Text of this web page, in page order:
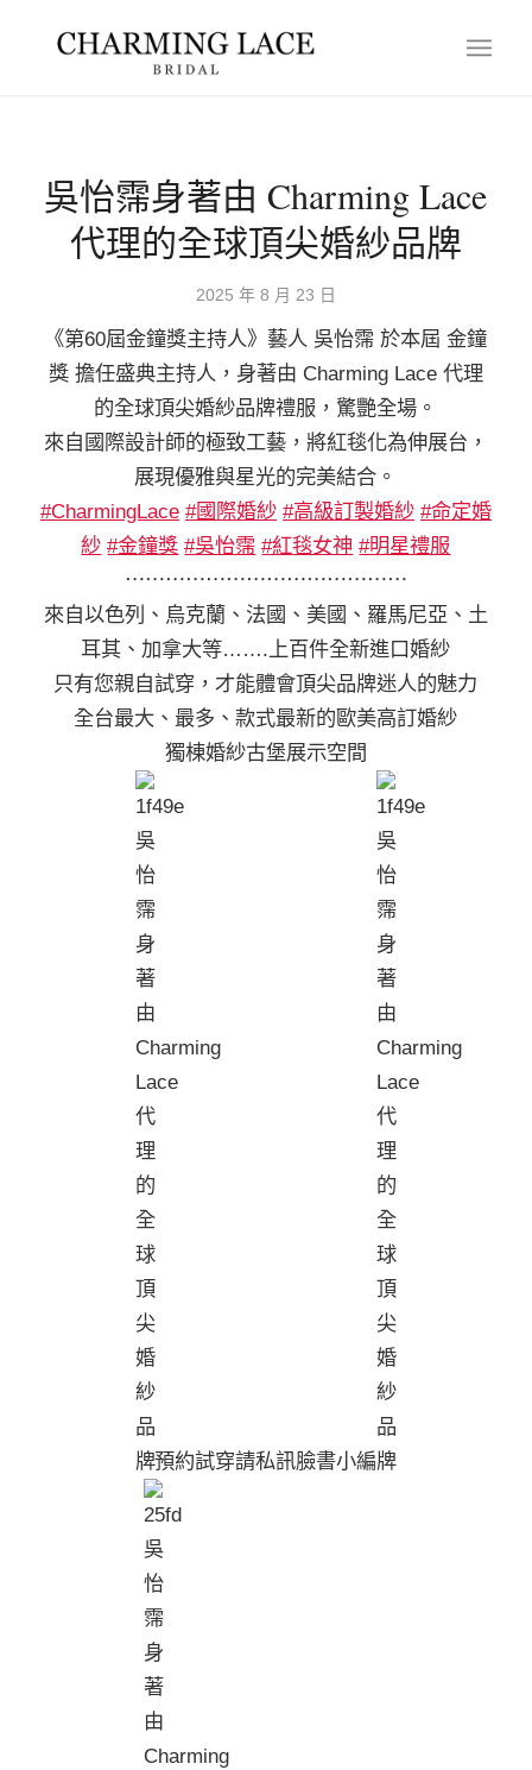
吳怡霈身著由 Charming Lace
代理的全球頂尖婚紗品牌
2025 年 8 月 23 日
《第60屆金鐘獎主持人》藝人 吳怡霈 於本屆 金鐘
獎 擔任盛典主持人，身著由 Charming Lace 代理
的全球頂尖婚紗品牌禮服，驚艷全場。
來自國際設計師的極致工藝，將紅毯化為伸展台，
展現優雅與星光的完美結合。
#CharmingLace #國際婚紗 #高級訂製婚紗 #命定婚
紗 #金鐘獎 #吳怡霈 #紅毯女神 #明星禮服
⋯⋯⋯⋯⋯⋯⋯⋯⋯⋯⋯⋯⋯⋯
來自以色列、烏克蘭、法國、美國、羅馬尼亞、土
耳其、加拿大等…….上百件全新進口婚紗
只有您親自試穿，才能體會頂尖品牌迷人的魅力
全台最大、最多、款式最新的歐美高訂婚紗
獨棟婚紗古堡展示空間
預約試穿請私訊臉書小編